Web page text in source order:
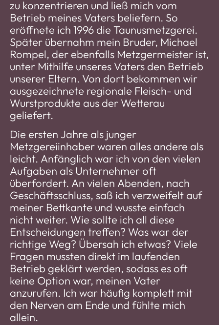
zu konzentrieren und ließ mich vom
Betrieb meines Vaters beliefern. So
eröffnete ich 1996 die Taunusmetzgerei.
Später übernahm mein Bruder, Michael
Rompel, der ebenfalls Metzgermeister ist,
unter Mithilfe unseres Vaters den Betrieb
unserer Eltern. Von dort bekommen wir
ausgezeichnete regionale Fleisch- und
Wurstprodukte aus der Wetterau
geliefert.
Die ersten Jahre als junger
Metzgereiinhaber waren alles andere als
leicht. Anfänglich war ich von den vielen
Aufgaben als Unternehmer oft
überfordert. An vielen Abenden, nach
Geschäftsschluss, saß ich verzweifelt auf
meiner Bettkante und wusste einfach
nicht weiter. Wie sollte ich all diese
Entscheidungen treffen? Was war der
richtige Weg? Übersah ich etwas? Viele
Fragen mussten direkt im laufenden
Betrieb geklärt werden, sodass es oft
keine Option war, meinen Vater
anzurufen. Ich war häufig komplett mit
den Nerven am Ende und fühlte mich
allein.